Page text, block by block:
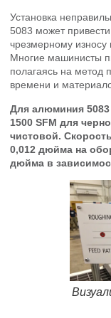
Установка
5083 может
чрезмерному износу
Многие машинисты
полагаясь на метод
времени и
Для алюминия 5083
1500 SFM для
чистовой.
0,012 дюйма на
дюйма в